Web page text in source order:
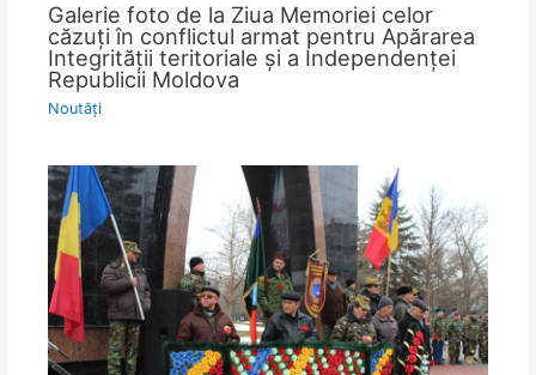
Galerie foto de la Ziua Memoriei celor
căzuţi în conflictul armat pentru Apărarea
Integrităţii teritoriale şi a Independenţei
Republicii Moldova
Noutăţi